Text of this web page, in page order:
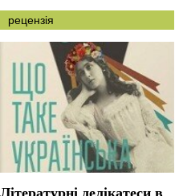
рецензія
Літературні делікатеси в